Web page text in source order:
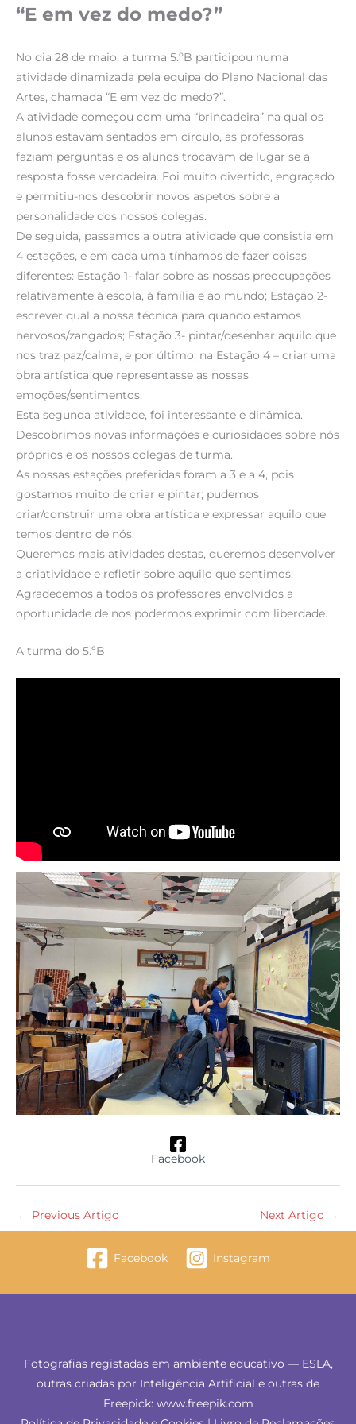
“E em vez do medo?”
No dia 28 de maio, a turma 5.ºB participou numa
atividade dinamizada pela equipa do Plano Nacional das
Artes, chamada “E em vez do medo?”.
A atividade começou com uma “brincadeira” na qual os
alunos estavam sentados em círculo, as professoras
faziam perguntas e os alunos trocavam de lugar se a
resposta fosse verdadeira. Foi muito divertido, engraçado
e permitiu-nos descobrir novos aspetos sobre a
personalidade dos nossos colegas.
De seguida, passamos a outra atividade que consistia em
4 estações, e em cada uma tínhamos de fazer coisas
diferentes: Estação 1- falar sobre as nossas preocupações
relativamente à escola, à família e ao mundo; Estação 2-
escrever qual a nossa técnica para quando estamos
nervosos/zangados; Estação 3- pintar/desenhar aquilo que
nos traz paz/calma, e por último, na Estação 4 – criar uma
obra artística que representasse as nossas
emoções/sentimentos.
Esta segunda atividade, foi interessante e dinâmica.
Descobrimos novas informações e curiosidades sobre nós
próprios e os nossos colegas de turma.
As nossas estações preferidas foram a 3 e a 4, pois
gostamos muito de criar e pintar; pudemos
criar/construir uma obra artística e expressar aquilo que
temos dentro de nós.
Queremos mais atividades destas, queremos desenvolver
a criatividade e refletir sobre aquilo que sentimos.
Agradecemos a todos os professores envolvidos a
oportunidade de nos podermos exprimir com liberdade.
A turma do 5.ºB
Facebook
← Previous Artigo Next Artigo →
Facebook Instagram
Fotografias registadas em ambiente educativo — ESLA,
outras criadas por Inteligência Artificial e outras de
Freepick: www.freepik.com